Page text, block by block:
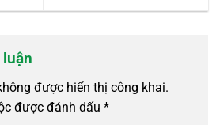
được hiển thị công khai.
được đánh dấu *